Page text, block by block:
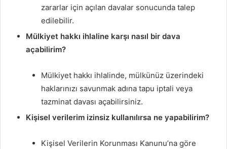
zararlar için açılan davalar sonucunda talep
edilebilir.
Mülkiyet hakkı ihlaline karşı nasıl bir dava
açabilirim?
Mülkiyet hakkı ihlalinde, mülkünüz üzerindeki
haklarınızı savunmak adına tapu iptali veya
tazminat davası açabilirsiniz.
Kişisel verilerim izinsiz kullanılırsa ne yapabilirim?
Kişisel Verilerin Korunması Kanunu’na göre